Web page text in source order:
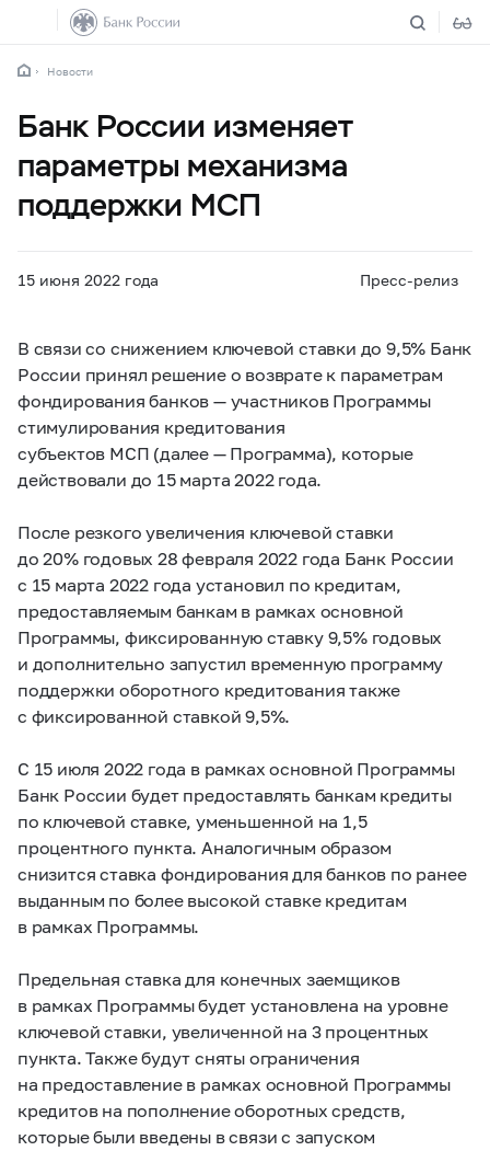
Новости
Банк России изменяет
параметры механизма
поддержки МСП
15 июня 2022 года Пресс-релиз
В связи со снижением ключевой ставки до 9,5% Банк
России принял решение о возврате к параметрам
фондирования банков — участников Программы
стимулирования кредитования
субъектов МСП (далее — Программа), которые
действовали до 15 марта 2022 года.
После резкого увеличения ключевой ставки
до 20% годовых 28 февраля 2022 года Банк России
с 15 марта 2022 года установил по кредитам,
предоставляемым банкам в рамках основной
Программы, фиксированную ставку 9,5% годовых
и дополнительно запустил временную программу
поддержки оборотного кредитования также
с фиксированной ставкой 9,5%.
С 15 июля 2022 года в рамках основной Программы
Банк России будет предоставлять банкам кредиты
по ключевой ставке, уменьшенной на 1,5
процентного пункта. Аналогичным образом
снизится ставка фондирования для банков по ранее
выданным по более высокой ставке кредитам
в рамках Программы.
Предельная ставка для конечных заемщиков
в рамках Программы будет установлена на уровне
ключевой ставки, увеличенной на 3 процентных
пункта. Также будут сняты ограничения
на предоставление в рамках основной Программы
кредитов на пополнение оборотных средств,
которые были введены в связи с запуском